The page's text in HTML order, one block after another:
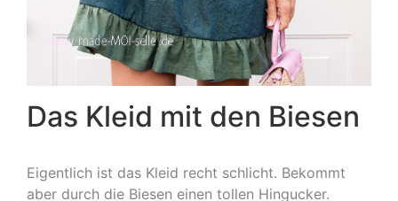
Das Kleid mit den Biesen
Eigentlich ist das Kleid recht schlicht. Bekommt
aber durch die Biesen einen tollen Hingucker.